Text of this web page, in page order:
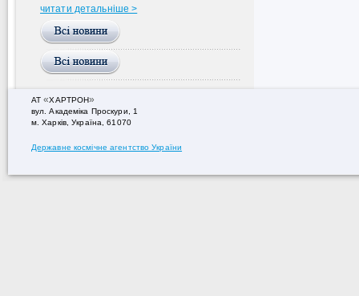
читати детальніше >
АТ«ХАРТРОН»
вул. Академiка Проскури, 1
м. Харків, Україна, 61070
Державне космічне агентство України